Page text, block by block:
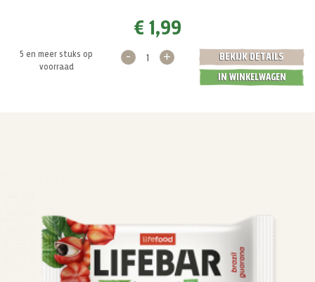
€ 1,99
5 en meer stuks op
voorraad
BEKIJK DETAILS
- +
IN WINKELWAGEN